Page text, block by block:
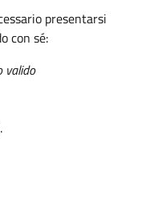
presentarsi
con sé:
valido